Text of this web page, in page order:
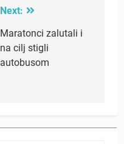
Next:
Maratonci zalutali i
na cilj stigli
autobusom